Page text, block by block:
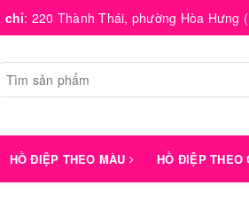
chỉ: 220 Thành Thái, phường Hòa Hưng
HỒ ĐIỆP THEO MÀU HỒ ĐIỆP THEO